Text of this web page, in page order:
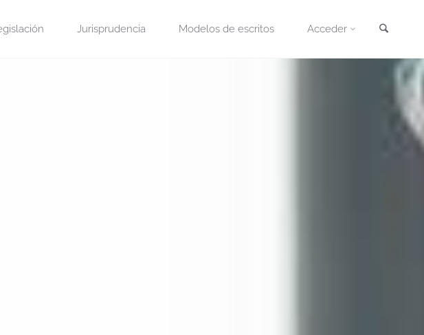
Jurisprudencia Modelos de escritos Acceder